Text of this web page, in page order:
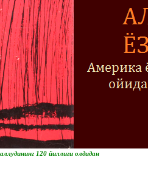
120 йиллиги олдидан